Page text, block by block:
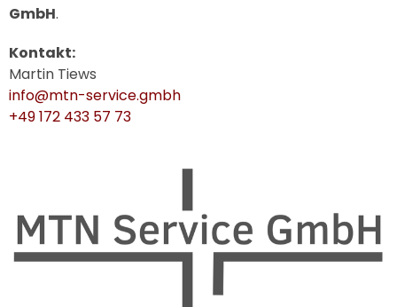
GmbH.
Kontakt:
Martin Tiews
info@mtn-service.gmbh
+49 172 433 57 73